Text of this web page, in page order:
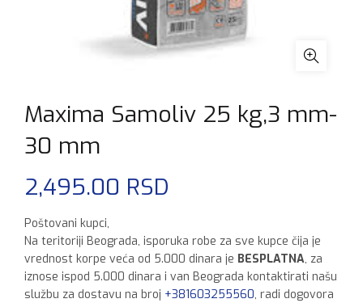
Maxima Samoliv 25 kg,3 mm-
30 mm
2,495.00 RSD
Poštovani kupci,
Na teritoriji Beograda, isporuka robe za sve kupce čija je
vrednost korpe veća od 5.000 dinara je BESPLATNA, za
iznose ispod 5.000 dinara i van Beograda kontaktirati našu
službu za dostavu na broj +381603255560, radi dogovora